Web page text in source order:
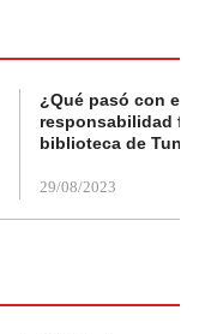
¿Qué pasó con el
responsabilidad
biblioteca de
29/08/2023